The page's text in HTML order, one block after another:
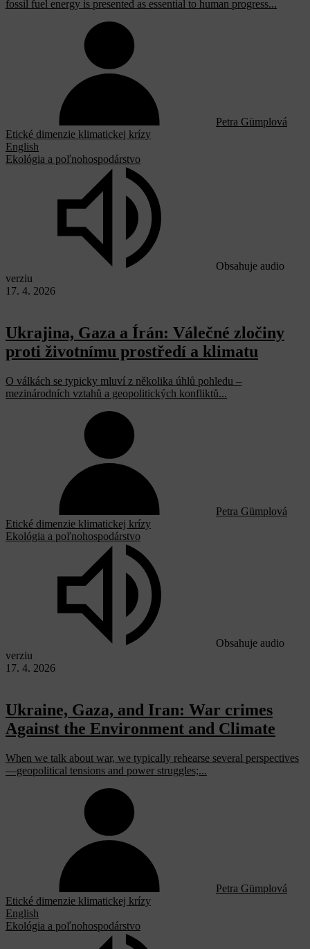
fossil fuel energy is presented as essential to human progress...
Petra Gümplová
Etické dimenzie klimatickej krízy
English
Ekológia a poľnohospodárstvo
Obsahuje audio
verziu
17. 4. 2026
Ukrajina, Gaza a Írán: Válečné zločiny
proti životnímu prostředí a klimatu
O válkách se typicky mluví z několika úhlů pohledu –
mezinárodních vztahů a geopolitických konfliktů...
Petra Gümplová
Etické dimenzie klimatickej krízy
Ekológia a poľnohospodárstvo
Obsahuje audio
verziu
17. 4. 2026
Ukraine, Gaza, and Iran: War crimes
Against the Environment and Climate
When we talk about war, we typically rehearse several perspectives
—geopolitical tensions and power struggles;...
Petra Gümplová
Etické dimenzie klimatickej krízy
English
Ekológia a poľnohospodárstvo